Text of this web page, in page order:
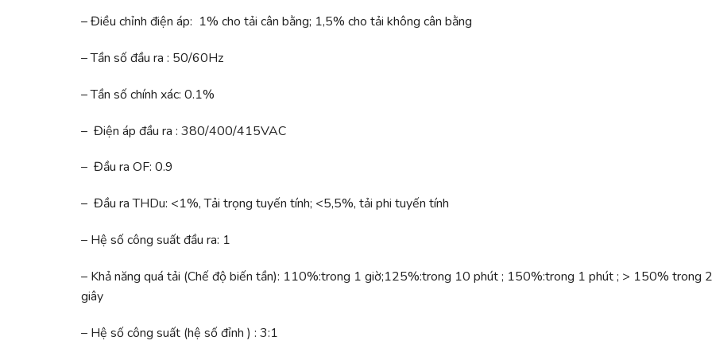
– Điều chỉnh điện áp: 1% cho tải cân bằng; 1,5% cho tải không cân bằng
– Tần số đầu ra : 50/60Hz
– Tần số chính xác: 0.1%
– Điện áp đầu ra : 380/400/415VAC
– Đầu ra OF: 0.9
– Đầu ra THDu: <1%, Tải trọng tuyến tính; <5,5%, tải phi tuyến tính
– Hệ số công suất đầu ra: 1
– Khả năng quá tải (Chế độ biến tần): 110%:trong 1 giờ;125%:trong 10 phút ; 150%:trong 1 phút ; > 150% trong
giây
– Hệ số công suất (hệ số đỉnh ) : 3:1